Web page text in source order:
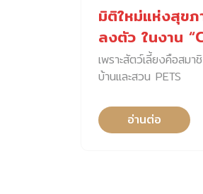
มิติใหม่แห่งสุข
ลงตัว ในงาน
Fun Fest
เพราะสัตว์เลี้ยงคือสม
บ้านและสวน PETS
อ่านต่อ